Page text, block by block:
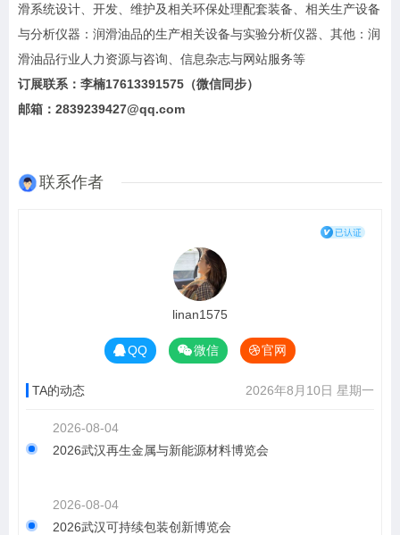
滑系统设计、开发、维护及相关环保处理配套装备、相关生产设备
与分析仪器：润滑油品的生产相关设备与实验分析仪器、其他：润
滑油品行业人力资源与咨询、信息杂志与网站服务等
订展联系：李楠17613391575（微信同步）
邮箱：2839239427@qq.com
联系作者
linan1575
QQ 微信 官网
TA的动态 2026年8月10日 星期一
2026-08-04
2026武汉再生金属与新能源材料博览会
2026-08-04
2026武汉可持续包装创新博览会